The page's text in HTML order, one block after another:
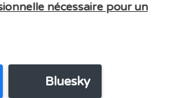
nécessaire pour un
Bluesky